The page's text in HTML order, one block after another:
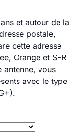
et autour de la
postale,
cette adresse
Orange et SFR
antenne, vous
avec le type